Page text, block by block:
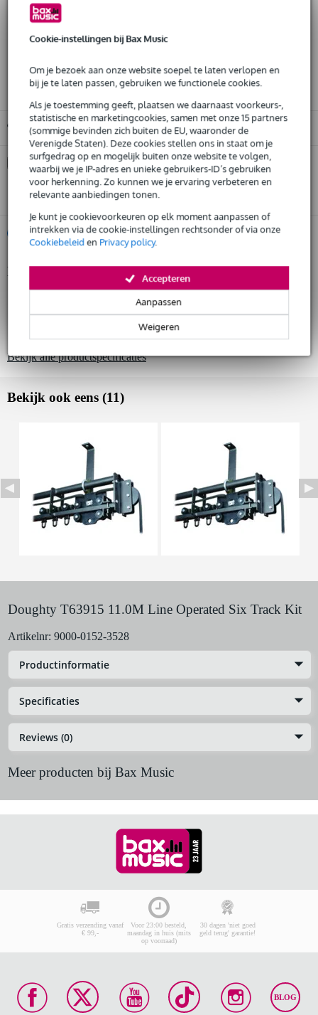
Cookie-instellingen bij Bax Music
Om je bezoek aan onze website soepel te laten verlopen en
bij je te laten passen, gebruiken we functionele cookies.
Als je toestemming geeft, plaatsen we daarnaast voorkeurs-,
statistische en marketingcookies, samen met onze 15 partners
(sommige bevinden zich buiten de EU, waaronder de
Verenigde Staten). Deze cookies stellen ons in staat om je
surfgedrag op en mogelijk buiten onze website te volgen,
waarbij we je IP-adres en unieke gebruikers-ID’s gebruiken
voor herkenning. Zo kunnen we je ervaring verbeteren en
relevante aanbiedingen tonen.
Je kunt je cookievoorkeuren op elk moment aanpassen of
intrekken via de cookie-instellingen rechtsonder of via onze
Cookiebeleiden Privacy policy.
Weigeren
Aanpassen
Accepteren
Gratis verzending
30 dagen 'niet goed geld terug' garantie
3 jaar Bax Music garantie
Gratis ophalen in de winkel
Kies nu voor 2 jaar extra Bax Music garantie en meer
voordelen
€ 79,75 eenmalig
Huur dit product
Huur dit product al vanaf 114 euro per maand
Huur meerdere producten tegelijk: min. € 300,- en max.
Gratisthuisbezorgd of op te halen in de winkel
Al na 4 maanden maandelijks opzegbaar
Snelle vervanging door Bax Music bij een defect
Huur dit product
Productinformatie
type: line operated track kit (trekkoordbediend)
systeem/compatibiliteit: doughty six track
Bekijk alle productspecificaties
Bekijk ook eens (11)
Doughty T63915 11.0M Line Operated Six Track Kit
Artikelnr: 9000-0152-3528
Productinformatie
Specificaties
Reviews (0)
Meer producten bij Bax Music
Gratis verzending vanaf
€ 99,-
Voor 23:00 besteld,
maandag in huis (mits
op voorraad)
30 dagen 'niet goed
geld terug' garantie!
BLOG